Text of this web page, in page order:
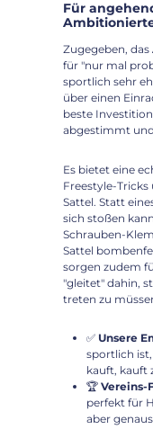
Für
Zugegeben, das
für "nur mal
sportlich sehr
über einen
beste
abgestimmt
Es bietet eine
Freestyle-Tricks
Sattel. Statt
sich stoßen
Schrauben-
Sattel
sorgen zudem
"gleitet" dahin,
treten zu
✅ Unsere
sportlich
kauft, kauft
🏆 Vereins-
perfekt für
aber